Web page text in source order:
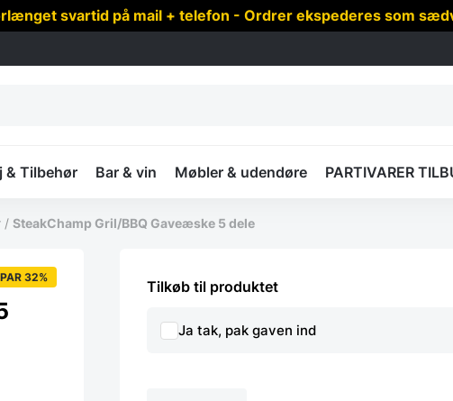
svartid på mail + telefon - Ordrer ekspederes som
& Tilbehør Bar & vin Møbler & udendøre PARTIVARER
/ SteakChamp Gril/BBQ Gaveæske 5 dele
32%
Tilkøb til produktet
Ja tak, pak gaven ind